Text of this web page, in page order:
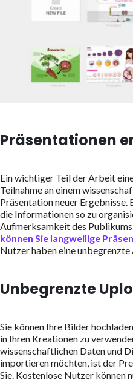
Präsentationen
Ein wichtiger Teil der Arbeit
Teilnahme an einem
Präsentation neuer Ergebnisse.
die Informationen so zu
Aufmerksamkeit des
können Sie langweilige
Nutzer haben eine
Unbegrenzte
Sie können Ihre Bilder
in Ihren Kreationen zu
wissenschaftlichen Daten und
importieren möchten, ist der
Sie. Kostenlose Nutzer können